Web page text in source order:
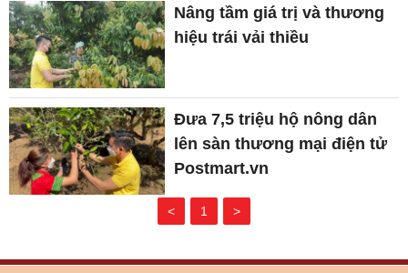
Nâng tầm giá trị và thương
hiệu trái vải thiều
Đưa 7,5 triệu hộ nông dân
lên sàn thương mại điện tử
Postmart.vn
< 1 >